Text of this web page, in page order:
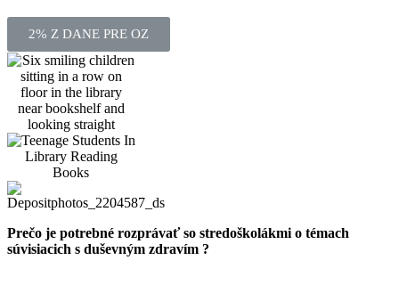
2% Z DANE PRE OZ
Prečo je potrebné rozprávať so stredoškolákmi o témach
súvisiacich s duševným zdravím ?